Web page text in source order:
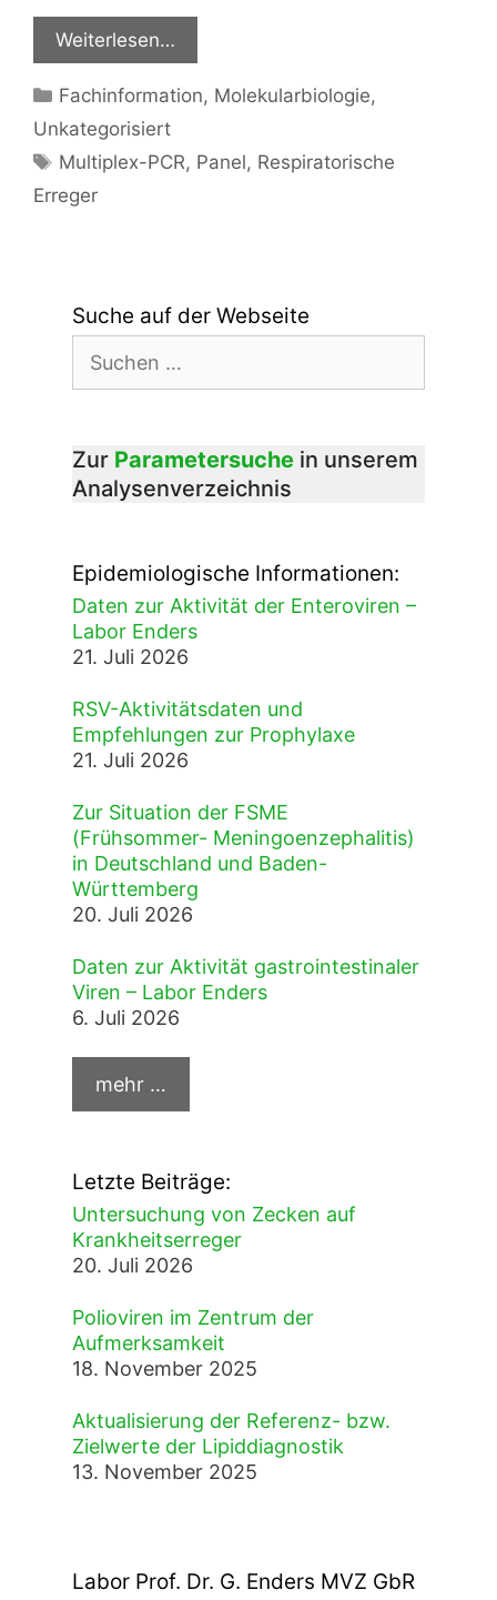
Weiterlesen…
Kategorien
Fachinformation, Molekularbiologie,
Unkategorisiert
Schlagwörter
Multiplex-PCR, Panel, Respiratorische
Erreger
Suche auf der Webseite
nach:
Zur Parametersuche in unserem
Analysenverzeichnis
Epidemiologische Informationen:
Daten zur Aktivität der Enteroviren –
Labor Enders
21. Juli 2026
RSV-Aktivitätsdaten und
Empfehlungen zur Prophylaxe
21. Juli 2026
Zur Situation der FSME
(Frühsommer- Meningoenzephalitis)
in Deutschland und Baden-
Württemberg
20. Juli 2026
Daten zur Aktivität gastrointestinaler
Viren – Labor Enders
6. Juli 2026
Letzte Beiträge:
Untersuchung von Zecken auf
Krankheitserreger
20. Juli 2026
Polioviren im Zentrum der
Aufmerksamkeit
18. November 2025
Aktualisierung der Referenz- bzw.
Zielwerte der Lipiddiagnostik
13. November 2025
Labor Prof. Dr. G. Enders MVZ GbR